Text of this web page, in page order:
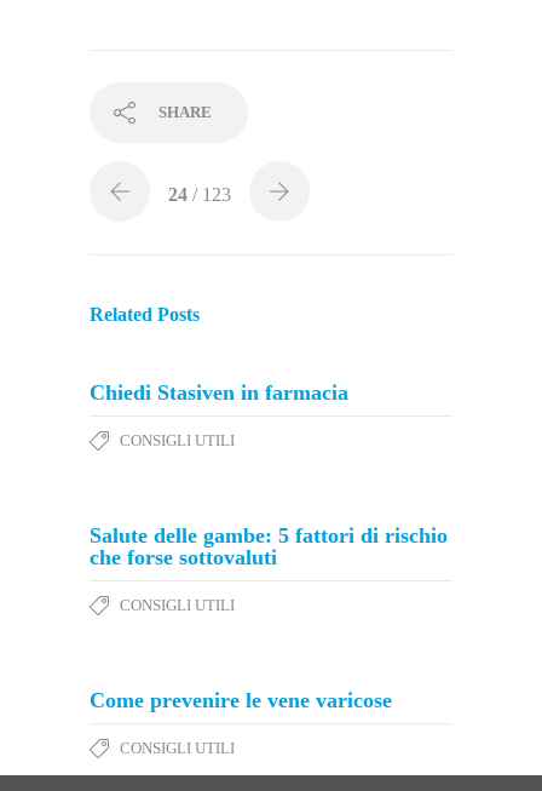
SHARE
24 / 123
Related Posts
Chiedi Stasiven in farmacia
CONSIGLI UTILI
Salute delle gambe: 5 fattori di rischio
che forse sottovaluti
CONSIGLI UTILI
Come prevenire le vene varicose
CONSIGLI UTILI